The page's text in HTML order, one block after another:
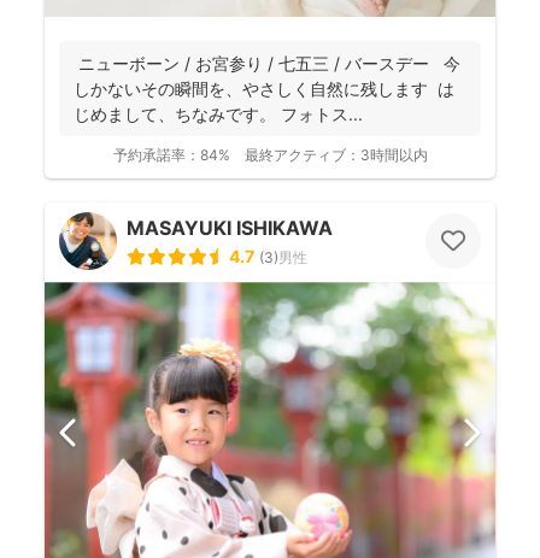
ニューボーン / お宮参り / 七五三 / バースデー 今
しかないその瞬間を、やさしく自然に残します は
じめまして、ちなみです。 フォトス...
予約承諾率： 84% 最終アクティブ： 3時間以内
MASAYUKI ISHIKAWA
4.7 (3)男性